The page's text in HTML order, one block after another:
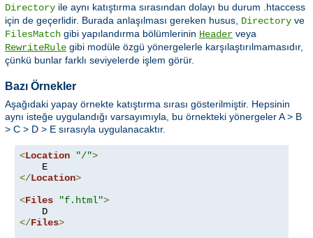
Directory ile aynı katıştırma sırasından dolayı bu durum .htaccess
için de geçerlidir. Burada anlaşılması gereken husus, Directory ve
FilesMatch gibi yapılandırma bölümlerinin Header veya
RewriteRule gibi modüle özgü yönergelerle karşılaştırılmamasıdır,
çünkü bunlar farklı seviyelerde işlem görür.
Bazı Örnekler
Aşağıdaki yapay örnekte katıştırma sırası gösterilmiştir. Hepsinin
aynı isteğe uygulandığı varsayımıyla, bu örnekteki yönergeler A > B
> C > D > E sırasıyla uygulanacaktır.
<Location "/">
</Location>
<Files "f.html">
</Files>